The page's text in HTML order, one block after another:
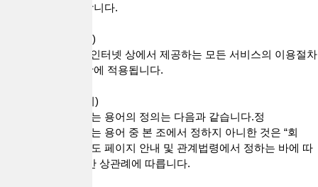
는 것을 목적으로 합니다.
제 1 조(약관의 적용)
본 약관은 "회사"가 인터넷 상에서 제공하는 모든 서비스의 이용절차
및 기타 필요한 사항에 적용됩니다.
제 2 조 (용어의 정의)
본 약관에서 사용하는 용어의 정의는 다음과 같습니다.정
본 약관에서 사용하는 용어 중 본 조에서 정하지 아니한 것은 “회
사”의 “사이트”의 별도 페이지 안내 및 관계법령에서 정하는 바에 따
르며, 그 외에는 일반 상관례에 따릅니다.